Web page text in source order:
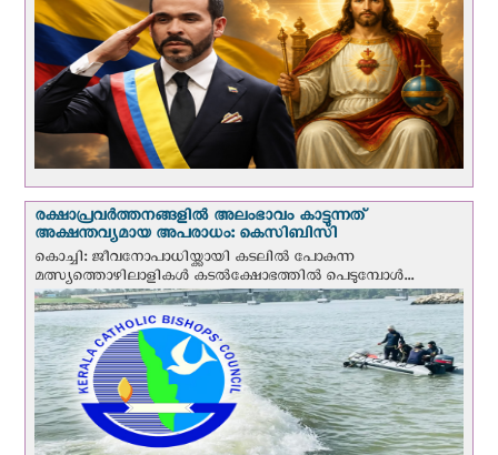
രക്ഷാപ്രവര്‍ത്തനങ്ങളില്‍ അലംഭാവം കാട്ടുന്നത്
അക്ഷന്തവ്യമായ അപരാധം: കെസിബിസി
കൊച്ചി: ജീവനോപാധിയ്ക്കായി കടലില്‍ പോകുന്ന
മത്സ്യത്തൊഴിലാളികള്‍ കടല്‍ക്ഷോഭത്തില്‍ പെടുമ്പോള്‍...